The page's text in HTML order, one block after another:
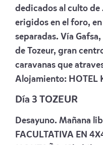
dedicados al culto
erigidos en el foro,
separadas. Vía
de Tozeur, gran
caravanas que
Alojamiento: HOTEL
Día 3 TOZEUR
Desayuno. Mañana
FACULTATIVA EN